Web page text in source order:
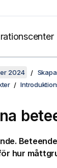
2024 Skapa
hur